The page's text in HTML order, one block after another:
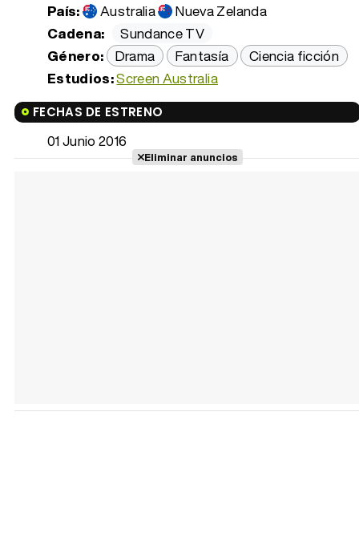
País: Australia
Nueva Zelanda
Cadena:
Sundance TV
Género: Drama Fantasía
Ciencia ficción
Estudios:Screen Australia
FECHAS DE ESTRENO
01 Junio 2016
Eliminar anuncios